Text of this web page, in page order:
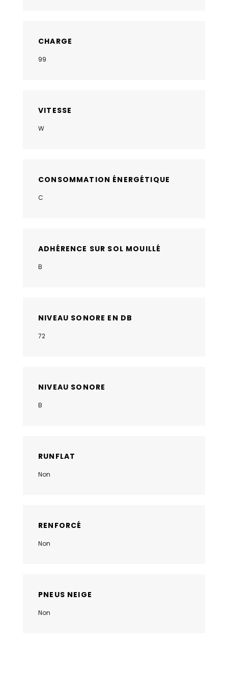
CHARGE
99
VITESSE
W
CONSOMMATION ÉNERGÉTIQUE
C
ADHÉRENCE SUR SOL MOUILLÉ
B
NIVEAU SONORE EN DB
72
NIVEAU SONORE
B
RUNFLAT
Non
RENFORCÉ
Non
PNEUS NEIGE
Non